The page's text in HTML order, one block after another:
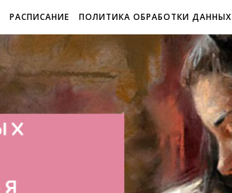
РАСПИСАНИЕ ПОЛИТИКА ОБРАБОТКИ ДАННЫХ